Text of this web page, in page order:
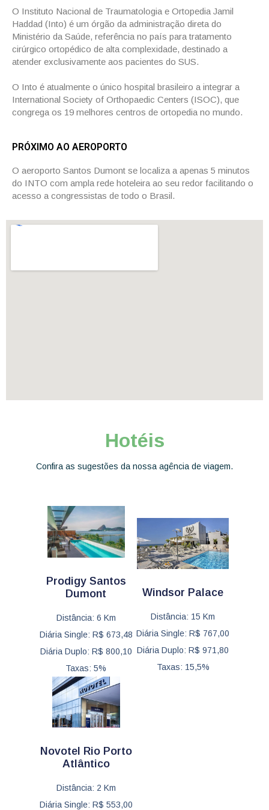
O Instituto Nacional de Traumatologia e Ortopedia Jamil
Haddad (Into) é um órgão da administração direta do
Ministério da Saúde, referência no país para tratamento
cirúrgico ortopédico de alta complexidade, destinado a
atender exclusivamente aos pacientes do SUS.
O Into é atualmente o único hospital brasileiro a integrar a
International Society of Orthopaedic Centers (ISOC), que
congrega os 19 melhores centros de ortopedia no mundo.
PRÓXIMO AO AEROPORTO
O aeroporto Santos Dumont se localiza a apenas 5 minutos
do INTO com ampla rede hoteleira ao seu redor facilitando o
acesso a congressistas de todo o Brasil.
Hotéis
Confira as sugestões da nossa agência de viagem.
Prodigy Santos
Dumont
Distância: 6 Km
Diária Single: R$ 673,48
Diária Duplo: R$ 800,10
Taxas: 5%
Windsor Palace
Distância: 15 Km
Diária Single: R$ 767,00
Diária Duplo: R$ 971,80
Taxas: 15,5%
Novotel Rio Porto
Atlântico
Distância: 2 Km
Diária Single: R$ 553,00